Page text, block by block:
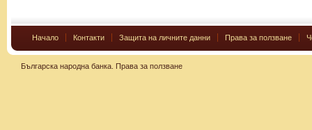
Начало Контакти Защита на личните данни Права за ползване
Българска народна банка. Права за ползване